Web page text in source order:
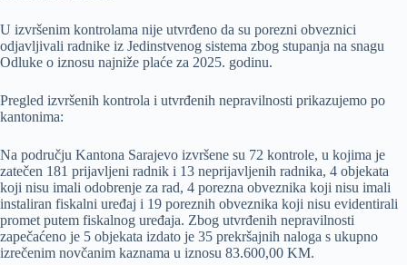
U izvršenim kontrolama nije utvrđeno da su porezni obveznici
odjavljivali radnike iz Jedinstvenog sistema zbog stupanja na snagu
Odluke o iznosu najniže plaće za 2025. godinu.
Pregled izvršenih kontrola i utvrđenih nepravilnosti prikazujemo po
kantonima:
Na području Kantona Sarajevo izvršene su 72 kontrole, u kojima je
zatečen 181 prijavljeni radnik i 13 neprijavljenih radnika, 4 objekata
koji nisu imali odobrenje za rad, 4 porezna obveznika koji nisu imali
instaliran fiskalni uređaj i 19 poreznih obveznika koji nisu evidentirali
promet putem fiskalnog uređaja. Zbog utvrđenih nepravilnosti
zapečaćeno je 5 objekata izdato je 35 prekršajnih naloga s ukupno
izrečenim novčanim kaznama u iznosu 83.600,00 KM.